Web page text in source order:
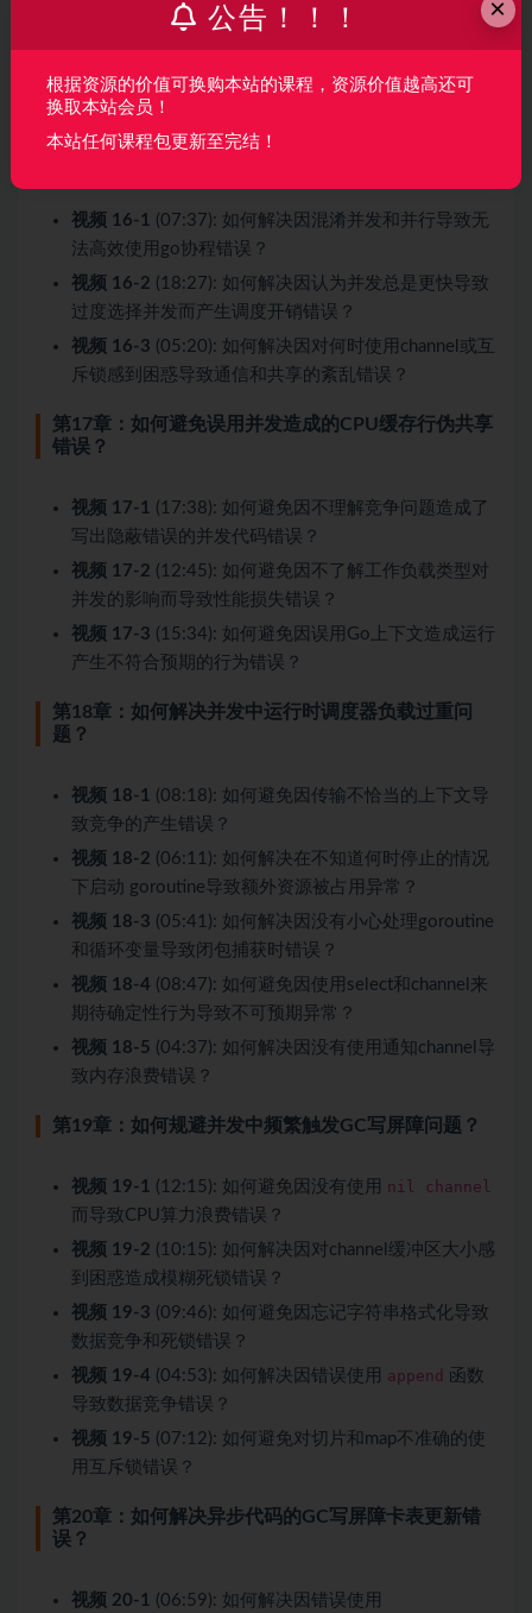
(04:22): 如何避免因不懂得忽略错误导致调
用者陷入误区？
视频 15-3(07:24): 如何避免因忽略defer语句返回的错
误导致程序可维护性变差？
视频 16-1
(07:37): 如何解决因混淆并发和并行导致无
法高效使用go协程错误？
视频 16-2 (18:27): 如何解决因认为并发总是更快导致
过度选择并发而产生调度开销错误？
视频 16-3 (05:20): 如何解决因对何时使用channel或互
斥锁感到困惑导致通信和共享的紊乱错误？
第17章：如何避免误用并发造成的CPU缓存行伪共享
错误？
视频 17-1
(17:38): 如何避免因不理解竞争问题造成了
写出隐蔽错误的并发代码错误？
视频 17-2 (12:45): 如何避免因不了解工作负载类型对
并发的影响而导致性能损失错误？
视频 17-3 (15:34): 如何避免因误用Go上下文造成运行
产生不符合预期的行为错误？
第18章：如何解决并发中运行时调度器负载过重问
题？
视频 18-1
(08:18): 如何避免因传输不恰当的上下文导
致竞争的产生错误？
视频 18-2 (06:11): 如何解决在不知道何时停止的情况
下启动 goroutine导致额外资源被占用异常？
视频 18-3 (05:41): 如何解决因没有小心处理goroutine
和循环变量导致闭包捕获时错误？
视频 18-4 (08:47): 如何避免因使用select和channel来
期待确定性行为导致不可预期异常？
视频 18-5 (04:37): 如何解决因没有使用通知channel导
致内存浪费错误？
第19章：如何规避并发中频繁触发GC写屏障问题？
视频 19-1 (12:15): 如何避免因没有使用 nil channel
而导致CPU算力浪费错误？
视频 19-2 (10:15): 如何解决因对channel缓冲区大小感
到困惑造成模糊死锁错误？
视频 19-3 (09:46): 如何避免因忘记字符串格式化导致
数据竞争和死锁错误？
视频 19-4 (04:53): 如何解决因错误使用 append 函数
导致数据竞争错误？
视频 19-5 (07:12): 如何避免对切片和map不准确的使
用互斥锁错误？
第20章：如何解决异步代码的GC写屏障卡表更新错
误？
视频 20-1
(06:59): 如何解决因错误使用
×
公告！！！
根据资源的价值可换购本站的课程，资源价值越高还可
换取本站会员！
本站任何课程包更新至完结！